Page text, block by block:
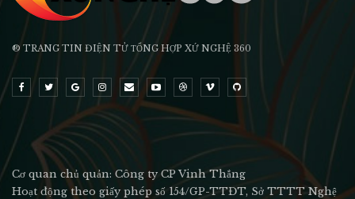
® TRANG TIN ĐIỆN TỬ ТỔNG HỢP XỨ NGHỆ 360
Cơ quan chủ quản: Công ty CP Vinh Thắng
Hoạt động theo giấy phép số 154/GP-TTĐT, Sở TTTT Nghệ